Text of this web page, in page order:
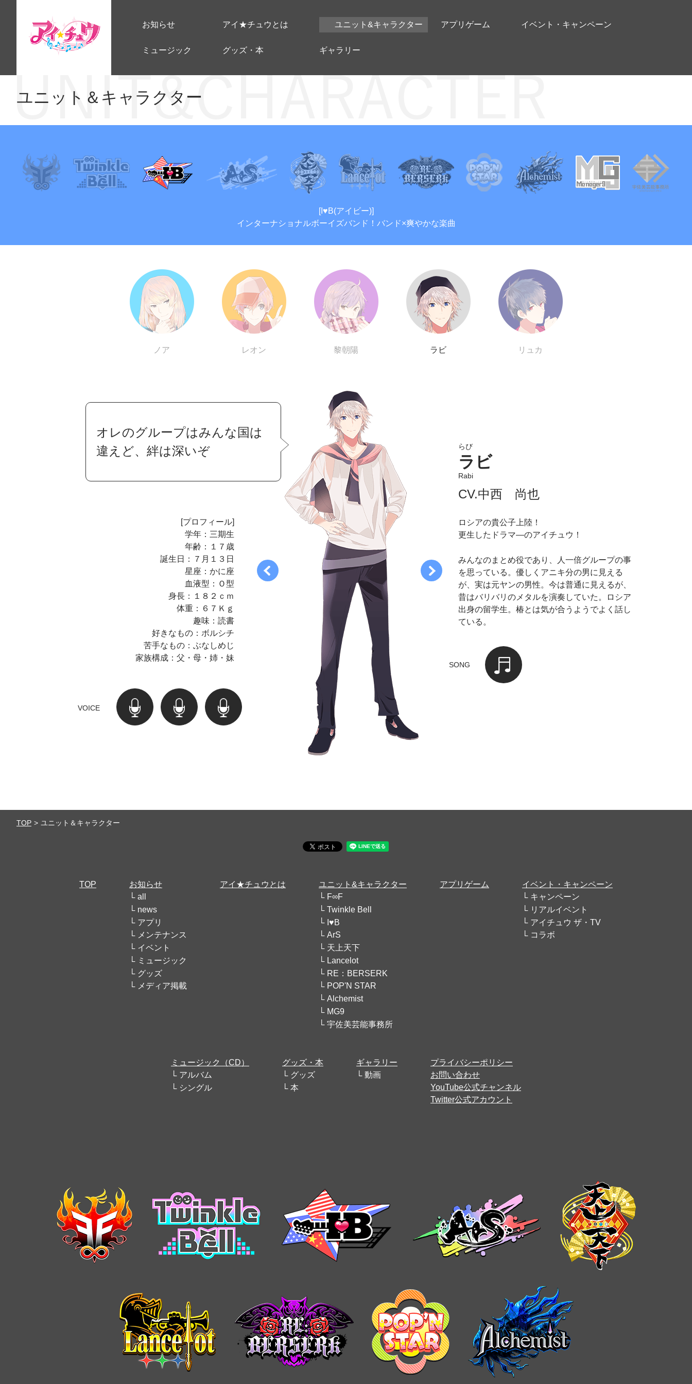
お知らせ アイ★チュウとは ユニット&キャラクター アプリゲーム イベント・キャンペーン
ミュージック グッズ・本 ギャラリー
ユニット＆キャラクター
[I♥B(アイビー)]
インターナショナルボーイズバンド！バンド×爽やかな楽曲
ノア レオン 黎朝陽 ラビ リュカ
オレのグループはみんな国は
違えど、絆は深いぞ
らび
ラビ
Rabi
CV.中西 尚也
ロシアの貴公子上陸！
更生したドラマ―のアイチュウ！
みんなのまとめ役であり、人一倍グループの事
を思っている。優しくアニキ分の男に見える
が、実は元ヤンの男性。今は普通に見えるが、
昔はバリバリのメタルを演奏していた。ロシア
出身の留学生。椿とは気が合うようでよく話し
ている。
SONG
[プロフィール]
学年：三期生
年齢：１７歳
誕生日：７月１３日
星座：かに座
血液型：Ｏ型
身長：１８２ｃｍ
体重：６７Ｋｇ
趣味：読書
好きなもの：ボルシチ
苦手なもの：ぶなしめじ
家族構成：父・母・姉・妹
VOICE
TOP ユニット＆キャラクター
TOP
お知らせ
all
news
アプリ
メンテナンス
イベント
ミュージック
グッズ
メディア掲載
アイ★チュウとは
ユニット&キャラクター
F∞F
Twinkle Bell
I♥B
ArS
天上天下
Lancelot
RE：BERSERK
POP'N STAR
Alchemist
MG9
宇佐美芸能事務所
アプリゲーム
イベント・キャンペーン
キャンペーン
リアルイベント
アイチュウ ザ・TV
コラボ
ミュージック（CD）
アルバム
シングル
グッズ・本
グッズ
本
ギャラリー
動画
プライバシーポリシー
お問い合わせ
YouTube公式チャンネル
Twitter公式アカウント